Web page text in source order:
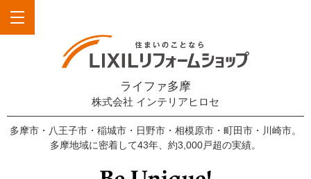
ライファ多摩
株式会社 インテリアヒロセ
多摩市・八王子市・稲城市・日野市・相模原市・町田市・川崎市。
多摩地域に密着して43年、約3,000戸超の実績。